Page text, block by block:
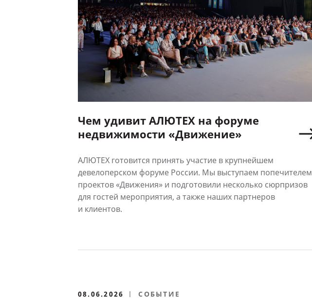
Чем удивит АЛЮТЕХ на форуме
недвижимости «Движение»
АЛЮТЕХ готовится принять участие в крупнейшем
девелоперском форуме России. Мы выступаем попечителем
проектов «Движения» и подготовили несколько сюрпризов
для гостей мероприятия, а также наших партнеров
и клиентов.
08.06.2026 СОБЫТИЕ